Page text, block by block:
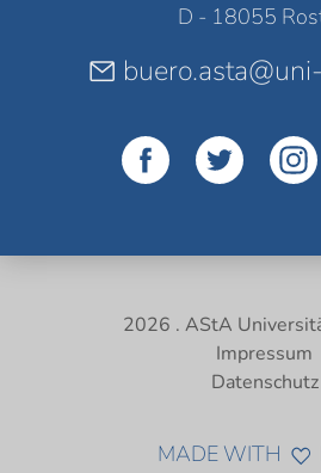
D - 18055
2026 . AStA
Impressum
Datenschutz
MADE WITH